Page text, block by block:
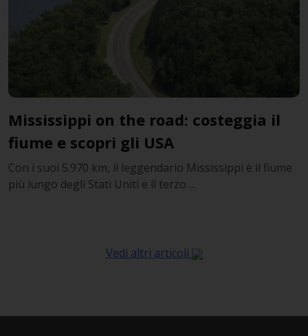
Mississippi on the road: costeggia il
fiume e scopri gli USA
Con i suoi 5.970 km, il leggendario Mississippi è il fiume
più lungo degli Stati Uniti e il terzo ...
Vedi altri articoli